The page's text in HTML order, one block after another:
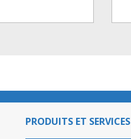
PRODUITS ET SERVICES